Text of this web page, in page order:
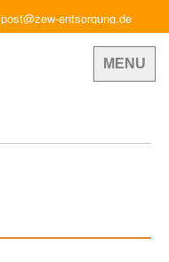
post@zew-entsorgung.de
MENU